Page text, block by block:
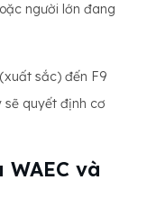
người lớn đang
sắc) đến F9
sẽ quyết định cơ
và